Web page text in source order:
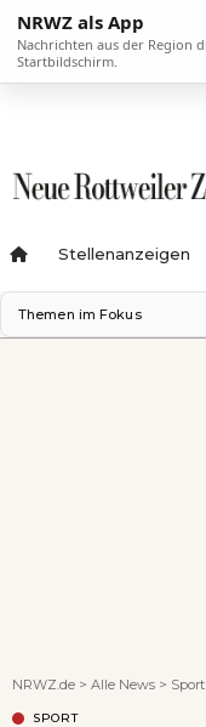
NRWZ als App
Nachrichten aus der Region
Startbildschirm.
Stellenanzeigen
Themen im Fokus
NRWZ.de > Alle News > Sport
SPORT